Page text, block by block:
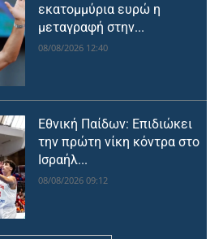
εκατομμύρια ευρώ η
μεταγραφή στην...
08/08/2026 12:40
Εθνική Παίδων: Επιδιώκει
την πρώτη νίκη κόντρα στο
Ισραήλ...
08/08/2026 09:12